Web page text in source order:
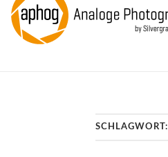
SCHLAGWORT: